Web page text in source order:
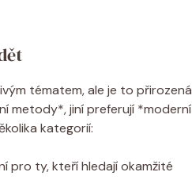
tématem, ale je to přirozená
metody*, jiní preferují *moderní
kategorií:
pro ty, kteří hledají okamžité